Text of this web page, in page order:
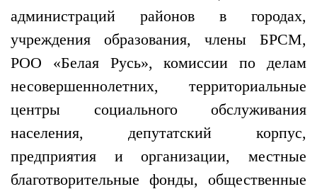
администраций районов в городах,
учреждения образования, члены БРСМ,
РОО «Белая Русь», комиссии по делам
несовершеннолетних, территориальные
центры социального обслуживания
населения, депутатский корпус,
предприятия и организации, местные
благотворительные фонды, общественные